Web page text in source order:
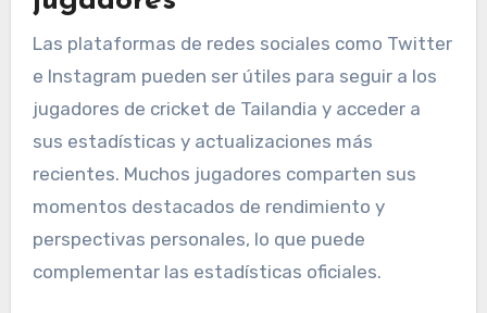
Las plataformas de redes sociales como Twitter
e Instagram pueden ser útiles para seguir a los
jugadores de cricket de Tailandia y acceder a
sus estadísticas y actualizaciones más
recientes. Muchos jugadores comparten sus
momentos destacados de rendimiento y
perspectivas personales, lo que puede
complementar las estadísticas oficiales.